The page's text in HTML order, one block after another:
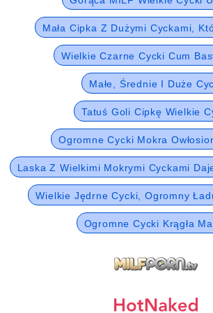
Mała Cipka Z Dużymi Cyckami,
Wielkie Czarne Cycki Cum
Małe, Średnie I Duże
Tatuś Goli Cipkę Wielkie
Ogromne Cycki Mokra
Laska Z Wielkimi Mokrymi Cyckami
Wielkie Jędrne Cycki, Ogromny
Ogromne Cycki Krągła